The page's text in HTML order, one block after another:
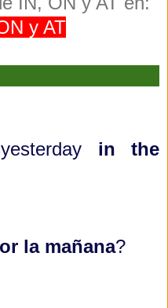
y AT
8
in the
la mañana?